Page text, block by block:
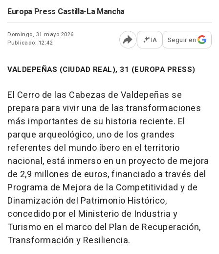
Europa Press Castilla-La Mancha
Domingo, 31 mayo 2026
Publicado: 12:42
Abrir opciones para
IA Seguir en
VALDEPEÑAS (CIUDAD REAL), 31 (EUROPA PRESS)
El Cerro de las Cabezas de Valdepeñas se
prepara para vivir una de las transformaciones
más importantes de su historia reciente. El
parque arqueológico, uno de los grandes
referentes del mundo íbero en el territorio
nacional, está inmerso en un proyecto de mejora
de 2,9 millones de euros, financiado a través del
Programa de Mejora de la Competitividad y de
Dinamización del Patrimonio Histórico,
concedido por el Ministerio de Industria y
Turismo en el marco del Plan de Recuperación,
Transformación y Resiliencia.